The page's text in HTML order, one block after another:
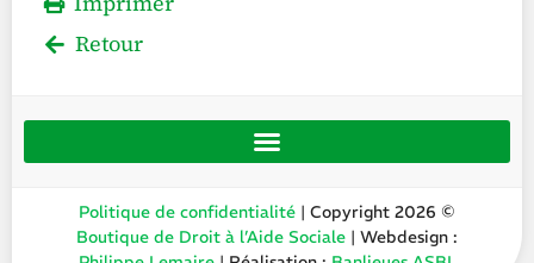
Retour
Politique de confidentialité | Copyright 2026 ©
Boutique de Droit à l’Aide Sociale | Webdesign :